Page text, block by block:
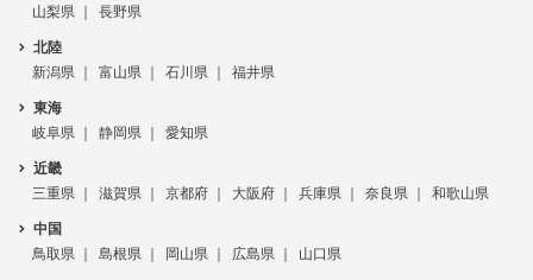
山梨県
長野県
北陸
新潟県
富山県 石川県 福井県
東海
岐阜県
静岡県 愛知県
近畿
三重県
滋賀県 京都府 大阪府 兵庫県 奈良県 和歌山県
中国
鳥取県
島根県 岡山県 広島県 山口県